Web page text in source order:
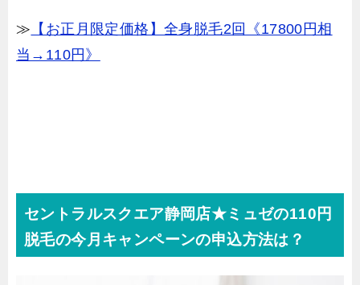
≫ 【お正月限定価格】全身脱毛2回《17800円相
当→110円》
セントラルスクエア静岡店★ミュゼの110円
脱毛の今月キャンペーンの申込方法は？